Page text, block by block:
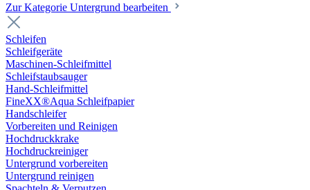
Zur Kategorie Untergrund bearbeiten
Schleifen
Schleifgeräte
Maschinen-Schleifmittel
Schleifstaubsauger
Hand-Schleifmittel
FineXX®Aqua Schleifpapier
Handschleifer
Vorbereiten und Reinigen
Hochdruckkrake
Hochdruckreiniger
Untergrund vorbereiten
Untergrund reinigen